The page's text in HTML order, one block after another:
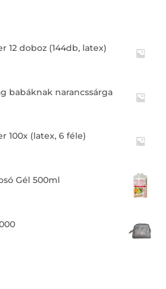
12 doboz (144db, latex)
babáknak narancssárga
100x (latex, 6 féle)
Gél 500ml